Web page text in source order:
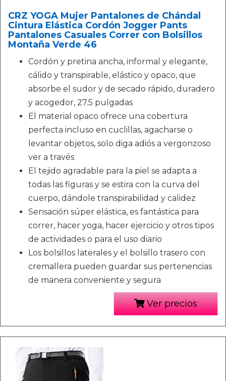
CRZ YOGA Mujer Pantalones de Chándal
Cintura Elástica Cordón Jogger Pants
Pantalones Casuales Correr con Bolsillos
Montaña Verde 46
Cordón y pretina ancha, informal y elegante,
cálido y transpirable, elástico y opaco, que
absorbe el sudor y de secado rápido, duradero
y acogedor, 27.5 pulgadas
El material opaco ofrece una cobertura
perfecta incluso en cuclillas, agacharse o
levantar objetos, solo diga adiós a vergonzoso
ver a través
El tejido agradable para la piel se adapta a
todas las figuras y se estira con la curva del
cuerpo, dándole transpirabilidad y calidez
Sensación súper elástica, es fantástica para
correr, hacer yoga, hacer ejercicio y otros tipos
de actividades o para el uso diario
Los bolsillos laterales y el bolsillo trasero con
cremallera pueden guardar sus pertenencias
de manera conveniente y segura
Ver precios